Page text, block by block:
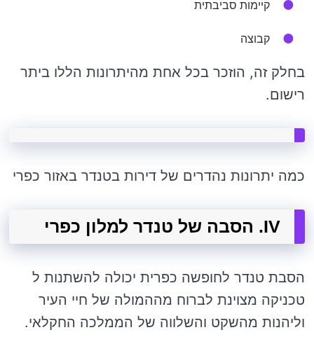
קיימות סביבתית
קבוצה
בחלק זה, הוזכר בכל אחת מהיתרונות הללו ביתר
רישום.
כמה יתרונות נהדרים של דירות בטנדר באזור כפרי
IV. הסבה של טנדר למלון כפרי
הסבת טנדר לחופשה כפרית יכולה להשתנות ל
טכניקה מצוינת לברוח מההמולה של חיי העיר
וליהנות מהשקט והשלווה של הממלכה החקלאי.